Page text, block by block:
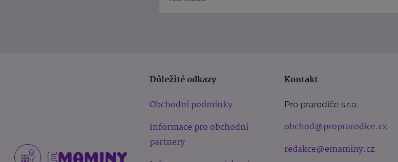
Důležité odkazy
Obchodní podmínky
Informace pro obchodní
partnery
Kontakt
Pro prarodiče s.r.o.
obchod@proprarodice.cz
redakce@emaminy.cz